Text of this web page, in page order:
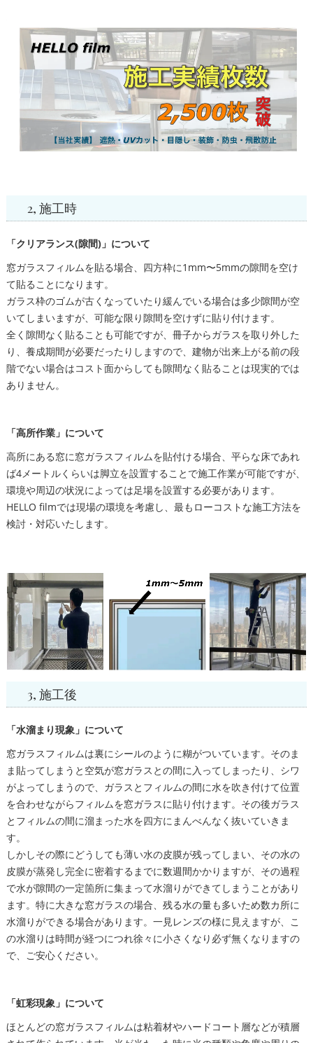
2, 施工時
「クリアランス(隙間)」について
窓ガラスフィルムを貼る場合、四方枠に1mm〜5mmの隙間を空け
て貼ることになります。
ガラス枠のゴムが古くなっていたり緩んでいる場合は多少隙間が空
いてしまいますが、可能な限り隙間を空けずに貼り付けます。
全く隙間なく貼ることも可能ですが、冊子からガラスを取り外した
り、養成期間が必要だったりしますので、建物が出来上がる前の段
階でない場合はコスト面からしても隙間なく貼ることは現実的では
ありません。
「高所作業」について
高所にある窓に窓ガラスフィルムを貼付ける場合、平らな床であれ
ば4メートルくらいは脚立を設置することで施工作業が可能ですが、
環境や周辺の状況によっては足場を設置する必要があります。
HELLO filmでは現場の環境を考慮し、最もローコストな施工方法を
検討・対応いたします。
3, 施工後
「水溜まり現象」について
窓ガラスフィルムは裏にシールのように糊がついています。そのま
ま貼ってしまうと空気が窓ガラスとの間に入ってしまったり、シワ
がよってしまうので、ガラスとフィルムの間に水を吹き付けて位置
を合わせながらフィルムを窓ガラスに貼り付けます。その後ガラス
とフィルムの間に溜まった水を四方にまんべんなく抜いていきま
す。
しかしその際にどうしても薄い水の皮膜が残ってしまい、その水の
皮膜が蒸発し完全に密着するまでに数週間かかりますが、その過程
で水が隙間の一定箇所に集まって水溜りができてしまうことがあり
ます。特に大きな窓ガラスの場合、残る水の量も多いため数カ所に
水溜りができる場合があります。一見レンズの様に見えますが、こ
の水溜りは時間が経つにつれ徐々に小さくなり必ず無くなりますの
で、ご安心ください。
「虹彩現象」について
ほとんどの窓ガラスフィルムは粘着材やハードコート層などが積層